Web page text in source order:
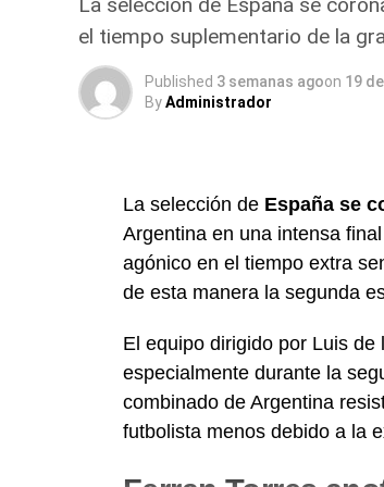
India sea 100% hinduista.
Esta situación ha
Leyes restrictivas:Se ha
siete años durante
A pesar de la represión, el
mientras realizan
Un llamado a la iglesia
En el marco del 205°
que no sea indiferente ante
La selección de España se
el tiempo suplementario de la
Published 3 semanas agoon 19
ByAdministrador
La selección de España se
Argentina en una intensa
agónico en el tiempo extra
de esta manera la segunda
El equipo dirigido por Luis
especialmente durante la
combinado de Argentina
futbolista menos debido a la